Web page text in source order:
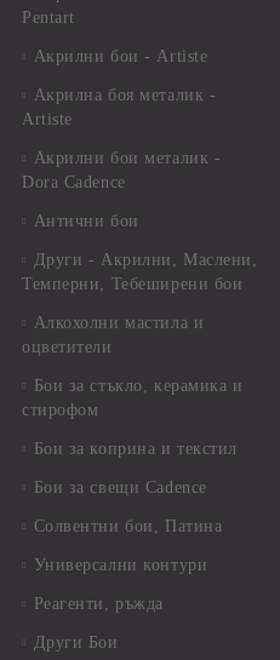
Pentart
Акрилни бои - Artiste
Акрилна боя металик -
Artiste
Акрилни бои металик -
Dora Cadence
Антични бои
Други - Акрилни, Маслени,
Темперни, Тебеширени бои
Алкохолни мастила и
оцветители
Бои за стъкло, керамика и
стирофом
Бои за коприна и текстил
Бои за свещи Cadence
Солвентни бои, Патина
Универсални контури
Реагенти, ръжда
Други Бои